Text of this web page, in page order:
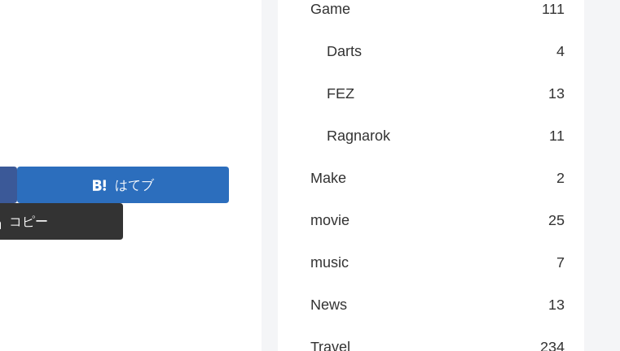
はてブ
コピー
Game 111
Darts 4
FEZ 13
Ragnarok 11
Make 2
movie 25
music 7
News 13
Travel 234